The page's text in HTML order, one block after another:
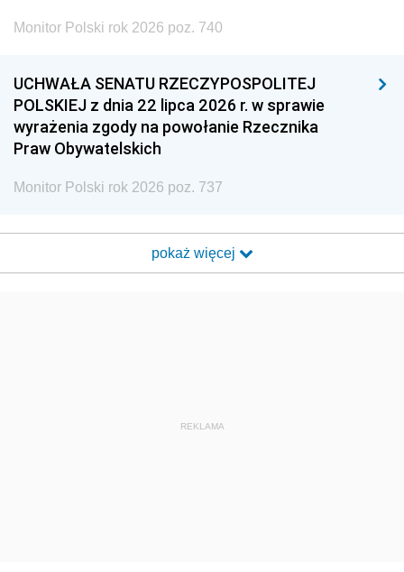
Monitor Polski rok 2026 poz. 740
UCHWAŁA SENATU RZECZYPOSPOLITEJ
POLSKIEJ z dnia 22 lipca 2026 r. w sprawie
wyrażenia zgody na powołanie Rzecznika
Praw Obywatelskich
Monitor Polski rok 2026 poz. 737
pokaż więcej
REKLAMA